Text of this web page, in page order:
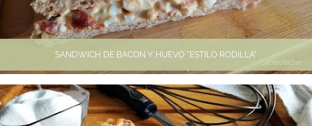
SANDWICH DE BACON Y HUEVO "ESTILO RODILLA"